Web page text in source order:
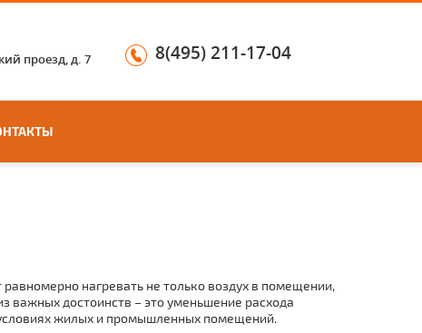
проезд, д. 7
8(495) 211-17-04
нагревать не только воздух в помещении,
важных достоинств – это уменьшение расхода
жилых и промышленных помещений.